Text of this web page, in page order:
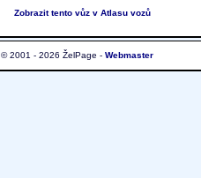
Zobrazit tento vůz v Atlasu vozů
© 2001 - 2026 ŽelPage - Webmaster